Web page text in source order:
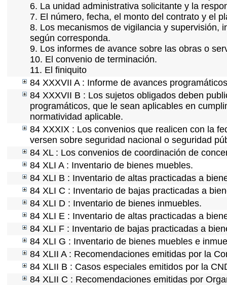
6. La unidad administrativa solicitante y la
7. El número, fecha, el monto del contrato y el
8. Los mecanismos de vigilancia y supervisión,
según corresponda.
9. Los informes de avance sobre las obras o
10. El convenio de terminación.
11. El finiquito
84 XXXVII A : Informe de avances
84 XXXVII B : Los sujetos obligados deben
programáticos, que le sean aplicables en
normatividad aplicable.
84 XXXIX : Los convenios que realicen con la
versen sobre seguridad nacional o seguridad
84 XL : Los convenios de coordinación de
84 XLI A : Inventario de bienes muebles.
84 XLI B : Inventario de altas practicadas a
84 XLI C : Inventario de bajas practicadas a
84 XLI D : Inventario de bienes inmuebles.
84 XLI E : Inventario de altas practicadas a
84 XLI F : Inventario de bajas practicadas a
84 XLI G : Inventario de bienes muebles e
84 XLII A : Recomendaciones emitidas por la
84 XLII B : Casos especiales emitidos por la
84 XLII C : Recomendaciones emitidas por